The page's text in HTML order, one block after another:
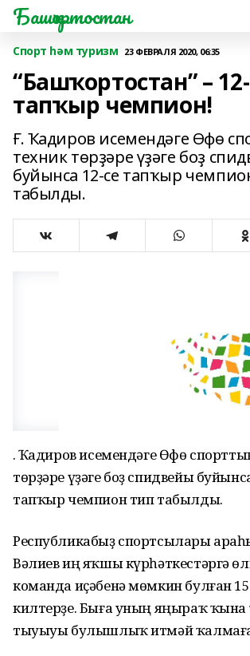
Башҡортостан
Спорт һәм туризм 23 ФЕВРАЛЯ 2020, 06:35
“Башҡортостан” –
тапҡыр чемпион!
Ғ. Ҡадиров исемендәге Өфө
техник төрҙәре үҙәге боҙ
буйынса 12-се тапҡыр
табылды.
Ғ. Ҡадиров исемендәге Өфө
төрҙәре үҙәге боҙ спидвейы
тапҡыр чемпион тип табылды.
Республикабыҙ спортсылары
Вәлиев иң яҡшы күрһәткестәргә
команда иҫәбенә мөмкин булған
килтерҙе. Быға уның яңыраҡ
тыуыуы булышлыҡ итмәй